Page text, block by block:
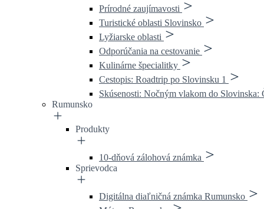
Prírodné zaujímavosti
Turistické oblasti Slovinsko
Lyžiarske oblasti
Odporúčania na cestovanie
Kulinárne špecialitky
Cestopis: Roadtrip po Slovinsku 1
Skúsenosti: Nočným vlakom do Slovinska:
Rumunsko
Produkty
10-dňová zálohová známka
Sprievodca
Digitálna diaľničná známka Rumunsko